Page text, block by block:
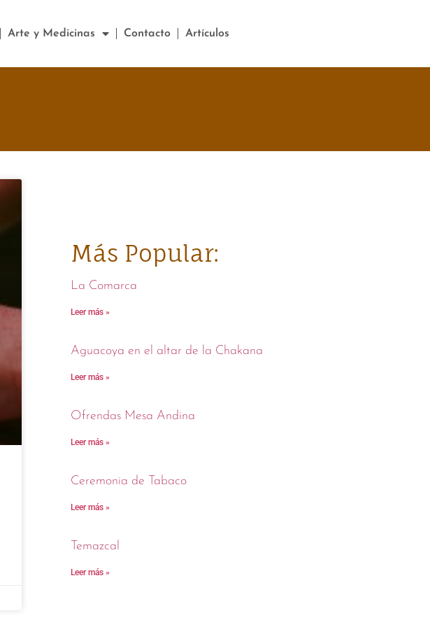
Arte y Medicinas Contacto Artículos
Más Popular:
La Comarca
Leer más »
Aguacoya en el altar de la Chakana
Leer más »
Ofrendas Mesa Andina
Leer más »
Ceremonia de Tabaco
Leer más »
Temazcal
Leer más »